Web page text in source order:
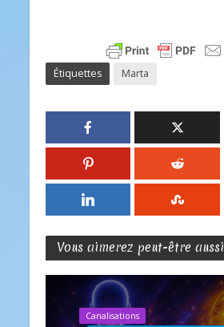
Étiquettes Marta
Vous aimerez peut-être aussi
Canalisations